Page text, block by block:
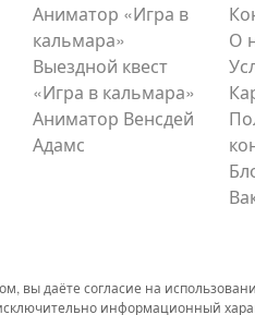
Аниматор «Игра в
кальмара»
Выездной квест
«Игра в кальмара»
Аниматор Венсдей
Адамс
О
вы даёте согласие на
информационный